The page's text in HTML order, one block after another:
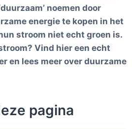
noemen door
energie te kopen in het
stroom niet echt groen is.
Vind hier een echt
en lees meer over duurzame
pagina